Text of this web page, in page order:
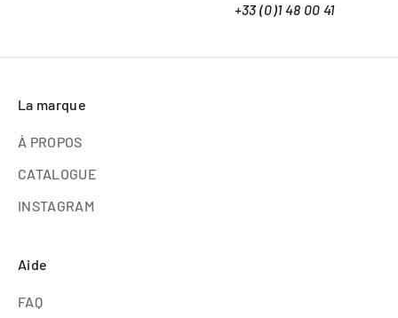
+33 (0)1 48 00 41
La marque
À PROPOS
CATALOGUE
INSTAGRAM
Aide
FAQ